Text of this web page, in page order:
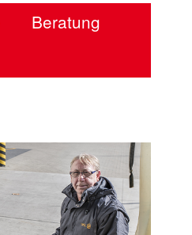
Beratung